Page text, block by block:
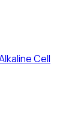
Cell